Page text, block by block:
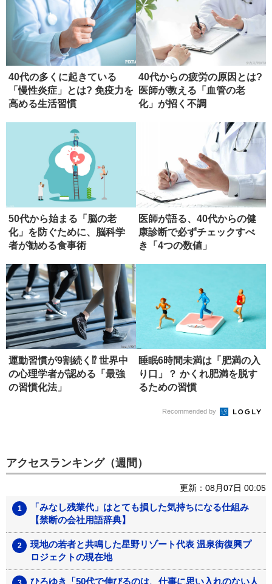
40代の多くに起きている
「慢性炎症」とは? 免疫力を
高める生活習慣
40代からの疲労の原因とは?
医師が教える「血管の老
化」が招く不調
50代から始まる「脳の老
化」を防ぐために、脳科学
者が勧める食事術
医師が語る、40代からの健
康診断で必ずチェックすべ
き「4つの数値」
運動習慣が9割続く⁉ 世界中
の心理学者が認める「最強
の習慣化法」
睡眠6時間未満は「肥満の入
り口」？ かくれ肥満を脱す
るための習慣
Recommended by
アクセスランキング（週間）
更新：08月07日 00:05
「みなし残業代」はとても損した気持ちになる仕組み
【禁断の会社用語辞典】
現地の若者と共鳴した星野リゾート代表 温泉街復興プ
ロジェクトの現在地
ひろゆき「50代で伸びるのは、仕事に思い入れのない人